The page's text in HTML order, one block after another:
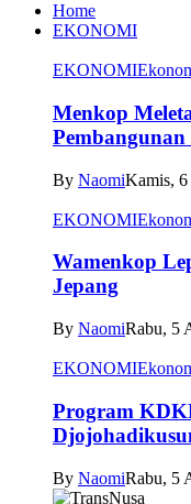
Home
EKONOMI
EKONOMI
Menkop
By NaomiKamis, 6
EKONOMI
Wamenkop
Jepang
By NaomiRabu, 5
EKONOMI
Program
By NaomiRabu, 5